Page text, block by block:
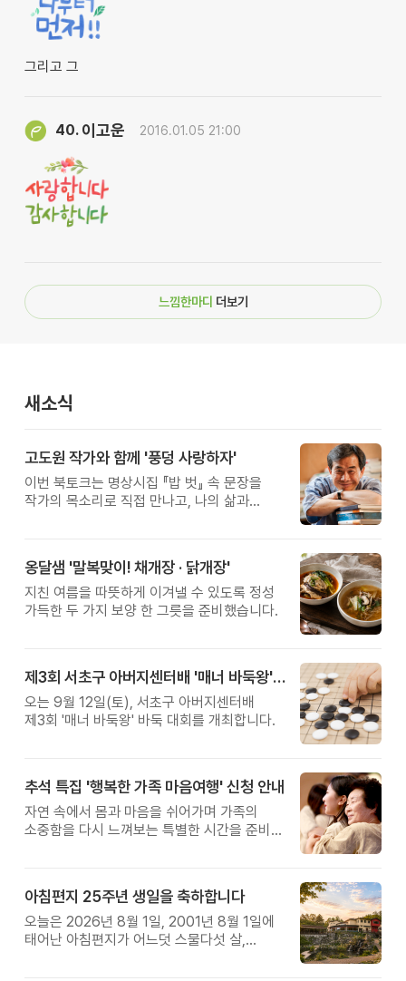
그리고 그
40. 이고운 2016.01.05 21:00
느낌한마디 더보기
새소식
고도원 작가와 함께 '풍덩 사랑하자'
이번 북토크는 명상시집 『밥 벗』 속 문장을
작가의 목소리로 직접 만나고, 나의 삶과
옹달샘 '말복맞이! 채개장 · 닭개장'
지친 여름을 따뜻하게 이겨낼 수 있도록 정성
가득한 두 가지 보양 한 그릇을 준비했습니다.
제3회 서초구 아버지센터배 '매너 바둑왕' 대회
오는 9월 12일(토), 서초구 아버지센터배
제3회 '매너 바둑왕' 바둑 대회를 개최합니다.
추석 특집 '행복한 가족 마음여행' 신청 안내
자연 속에서 몸과 마음을 쉬어가며 가족의
소중함을 다시 느껴보는 특별한 시간을 준비해
아침편지 25주년 생일을 축하합니다
오늘은 2026년 8월 1일, 2001년 8월 1일에
태어난 아침편지가 어느덧 스물다섯 살,